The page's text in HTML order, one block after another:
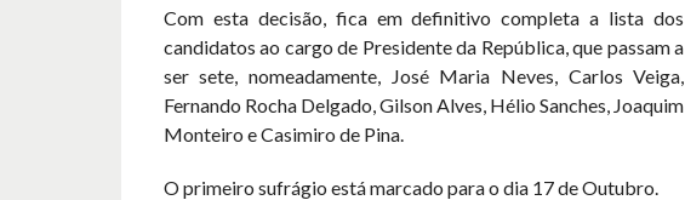
Com esta decisão, fica em definitivo completa a lista dos
candidatos ao cargo de Presidente da República, que passam a
ser sete, nomeadamente, José Maria Neves, Carlos Veiga,
Fernando Rocha Delgado, Gilson Alves, Hélio Sanches, Joaquim
Monteiro e Casimiro de Pina.
O primeiro sufrágio está marcado para o dia 17 de Outubro.